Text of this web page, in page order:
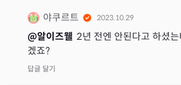
야쿠르트 2023.10.29
@알이즈웰 2년 전엔 안된다고 하셨
겠죠?
답글 달기